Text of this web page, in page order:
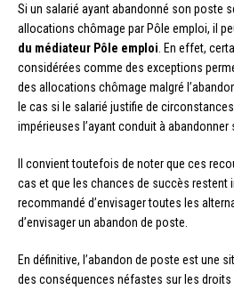
Si un salarié ayant abandonné son poste
allocations chômage par Pôle emploi, il
du médiateur Pôle emploi . En effet,
considérées comme des exceptions
des allocations chômage malgré
le cas si le salarié justifie de
impérieuses l’ayant conduit à abandonner
Il convient toutefois de noter que ces
cas et que les chances de succès restent
recommandé d’envisager toutes les
d’envisager un abandon de poste.
En définitive, l’abandon de poste est une
des conséquences néfastes sur les droits